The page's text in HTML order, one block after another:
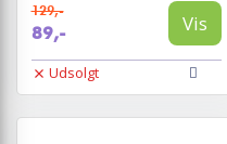
129,-
89,- Vis
Udsolgt